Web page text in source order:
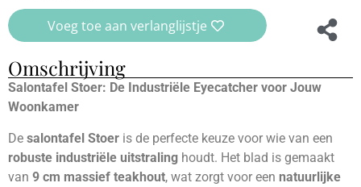
Voeg toe aan verlanglijstje
Omschrijving
Salontafel Stoer: De Industriële Eyecatcher voor Jouw
Woonkamer
De salontafel Stoer is de perfecte keuze voor wie van een
robuste industriële uitstraling houdt. Het blad is gemaakt
van 9 cm massief teakhout, wat zorgt voor een natuurlijke